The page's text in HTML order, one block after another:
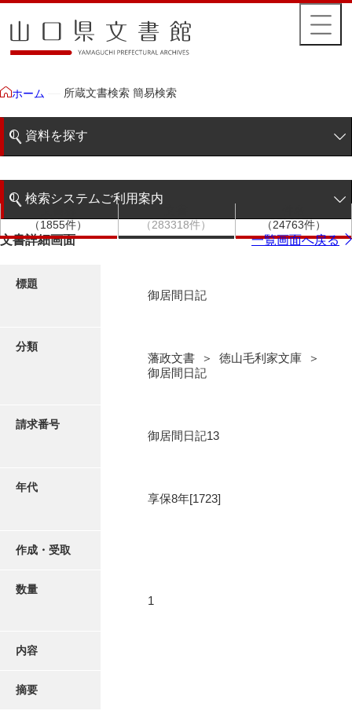
ホーム 所蔵文書検索 簡易検索
資料を探す
階層検索
写真・絵はがき
検索システムご利用案内
検索システムの利用について
（1855件）
（283318件）
（24763件）
文書詳細画面 一覧画面へ戻る
標題
御居間日記
分類
藩政文書 ＞ 徳山毛利家文庫 ＞
御居間日記
請求番号
御居間日記13
年代
享保8年[1723]
作成・受取
数量
1
内容
摘要